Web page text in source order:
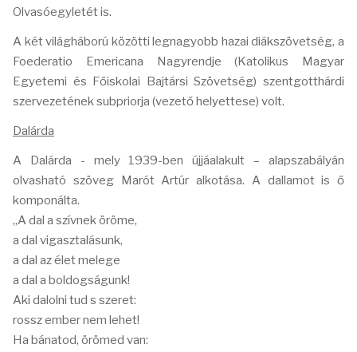
Olvasóegyletét is.
A két világháború közötti legnagyobb hazai diákszövetség, a
Foederatio Emericana Nagyrendje (Katolikus Magyar
Egyetemi és Főiskolai Bajtársi Szövetség) szentgotthárdi
szervezetének subpriorja (vezető helyettese) volt.
Dalárda
A Dalárda - mely 1939-ben újjáalakult – alapszabályán
olvasható szöveg Marót Artúr alkotása. A dallamot is ő
komponálta.
„A dal a szívnek öröme,
a dal vigasztalásunk,
a dal az élet melege
a dal a boldogságunk!
Aki dalolni tud s szeret:
rossz ember nem lehet!
Ha bánatod, örömed van: